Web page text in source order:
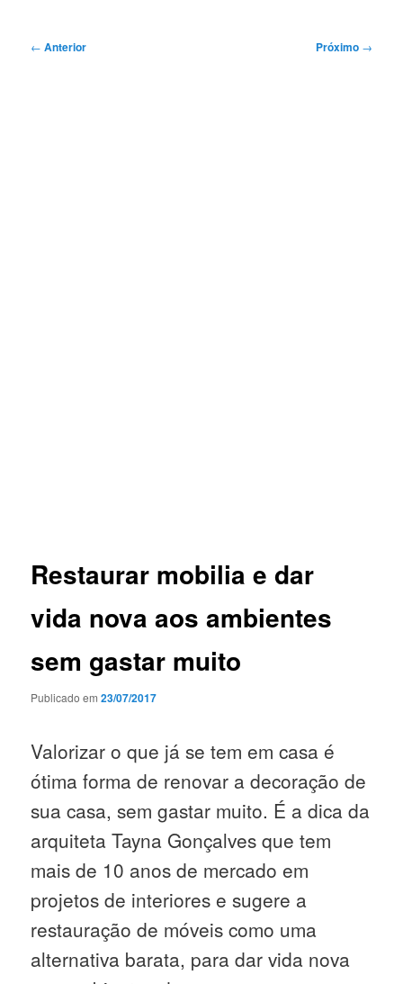
Navegação
← Anterior Próximo →
Restaurar mobilia e dar
vida nova aos ambientes
sem gastar muito
Publicado em23/07/2017
Valorizar o que já se tem em casa é
ótima forma de renovar a decoração de
sua casa, sem gastar muito. É a dica da
arquiteta Tayna Gonçalves que tem
mais de 10 anos de mercado em
projetos de interiores e sugere a
restauração de móveis como uma
alternativa barata, para dar vida nova